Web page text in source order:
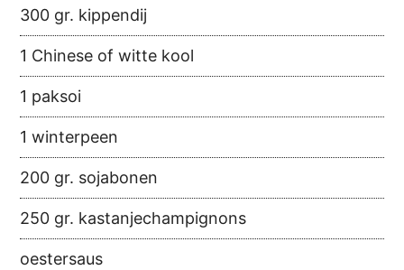
300 gr. kippendij
1 Chinese of witte kool
1 paksoi
1 winterpeen
200 gr. sojabonen
250 gr. kastanjechampignons
oestersaus